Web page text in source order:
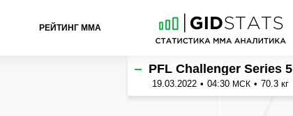
РЕЙТИНГ ММА
PFL Challenger Series 5
19.03.2022 • 04:30 МСК • 70.3 кг